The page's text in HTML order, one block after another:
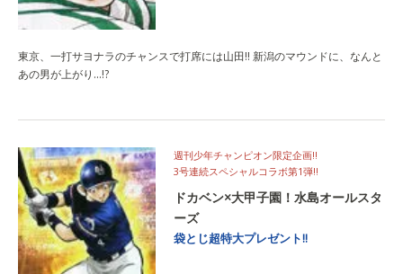
東京、一打サヨナラのチャンスで打席には山田!! 新潟のマウンドに、なんと
あの男が上がり…!?
週刊少年チャンピオン限定企画!!
3号連続スペシャルコラボ第1弾!!
ドカベン×大甲子園！水島オールスタ
ーズ
袋とじ超特大プレゼント!!